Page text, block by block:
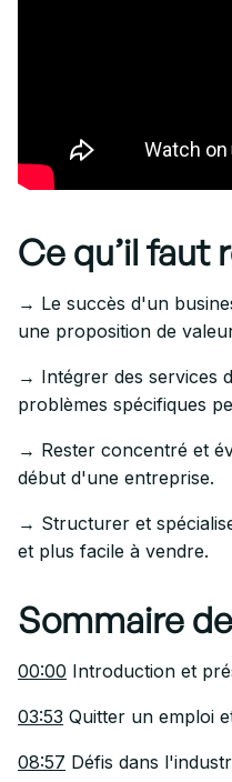
Ce qu’il faut
→ Le succès d'un
une proposition de
→ Intégrer des services
problèmes spécifiques
→ Rester concentré et
début d'une entreprise.
→ Structurer et
et plus facile à vendre.
Sommaire
00:00 Introduction et
03:53 Quitter un emploi
08:57 Défis dans